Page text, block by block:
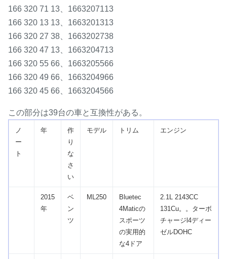
166 320 71 13、1663207113
166 320 13 13、1663201313
166 320 27 38、1663202738
166 320 47 13、1663204713
166 320 55 66、1663205566
166 320 49 66、1663204966
166 320 45 66、1663204566
この部分は39台の車と互換性がある。
ノ
ー
ト
年
作
り
な
さ
い
モデル トリム エンジン
2015
年
ベ
ン
ツ
ML250
Bluetec
4Maticの
スポーツ
の実用的
な4ドア
2.1L 2143CC
131Cu。。ターボ
チャージl4ディー
ゼルDOHC